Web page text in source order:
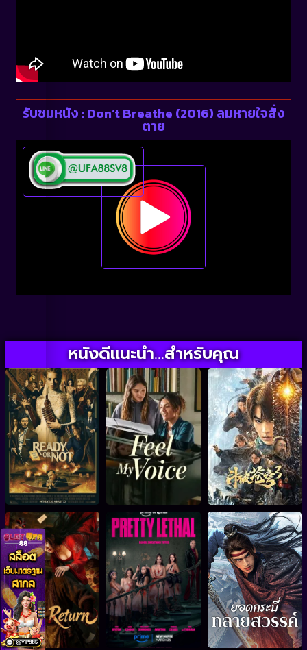
รับชมหนัง : Don’t Breathe (2016) ลมหายใจสั่ง
ตาย
หนังดีแนะนำ...สำหรับคุณ